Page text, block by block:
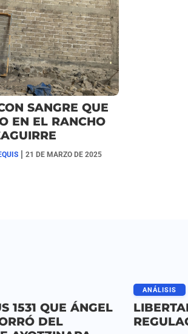
SANGRE QUE
EN EL RANCHO
21 DE MARZO DE 2025
1531 QUE ÁNGEL
DEL
ANÁLISIS